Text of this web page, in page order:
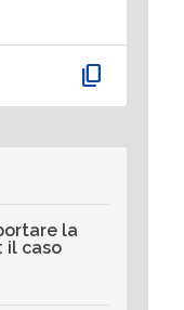
content_copy
la
il caso